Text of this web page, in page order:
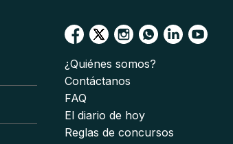
¿Quiénes somos?
Contáctanos
FAQ
El diario de hoy
Reglas de concursos